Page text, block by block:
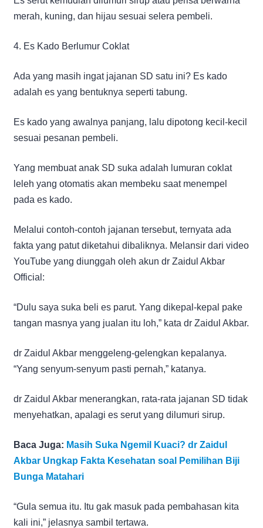
merah, kuning, dan hijau sesuai selera pembeli.
4. Es Kado Berlumur Coklat
Ada yang masih ingat jajanan SD satu ini? Es kado
adalah es yang bentuknya seperti tabung.
Es kado yang awalnya panjang, lalu dipotong kecil-kecil
sesuai pesanan pembeli.
Yang membuat anak SD suka adalah lumuran coklat
leleh yang otomatis akan membeku saat menempel
pada es kado.
Melalui contoh-contoh jajanan tersebut, ternyata ada
fakta yang patut diketahui dibaliknya. Melansir dari video
YouTube yang diunggah oleh akun dr Zaidul Akbar
Official:
“Dulu saya suka beli es parut. Yang dikepal-kepal pake
tangan masnya yang jualan itu loh,” kata dr Zaidul Akbar.
dr Zaidul Akbar menggeleng-gelengkan kepalanya.
“Yang senyum-senyum pasti pernah,” katanya.
dr Zaidul Akbar menerangkan, rata-rata jajanan SD tidak
menyehatkan, apalagi es serut yang dilumuri sirup.
Baca Juga: Masih Suka Ngemil Kuaci? dr Zaidul
Akbar Ungkap Fakta Kesehatan soal Pemilihan Biji
Bunga Matahari
“Gula semua itu. Itu gak masuk pada pembahasan kita
kali ini,” jelasnya sambil tertawa.